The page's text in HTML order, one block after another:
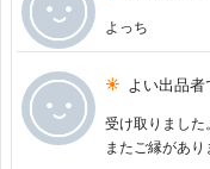
よっち
よい出品者
受け取りました。
またご縁があり